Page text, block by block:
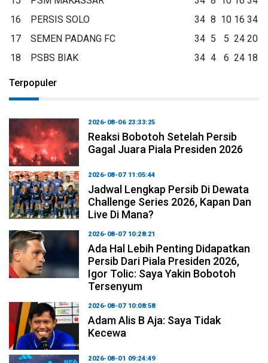
16
PERSIS SOLO 34 8 10 16 34
17
SEMEN PADANG FC 34 5 5 24 20
18
PSBS BIAK 34 4 6 24 18
Terpopuler
2026-08-06 23:33:25
Reaksi Bobotoh Setelah Persib
Gagal Juara Piala Presiden 2026
2026-08-07 11:05:44
Jadwal Lengkap Persib Di Dewata
Challenge Series 2026, Kapan Dan
Live Di Mana?
2026-08-07 10:28:21
Ada Hal Lebih Penting Didapatkan
Persib Dari Piala Presiden 2026,
Igor Tolic: Saya Yakin Bobotoh
Tersenyum
2026-08-07 10:08:58
Adam Alis B Aja: Saya Tidak
Kecewa
2026-08-01 09:24:49